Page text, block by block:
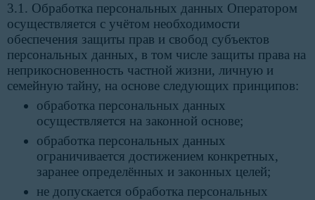
3.1. Обработка персональных данных Оператором
осуществляется с учётом необходимости
обеспечения защиты прав и свобод субъектов
персональных данных, в том числе защиты права на
неприкосновенность частной жизни, личную и
семейную тайну, на основе следующих принципов:
обработка персональных данных
осуществляется на законной основе;
обработка персональных данных
ограничивается достижением конкретных,
заранее определённых и законных целей;
не допускается обработка персональных